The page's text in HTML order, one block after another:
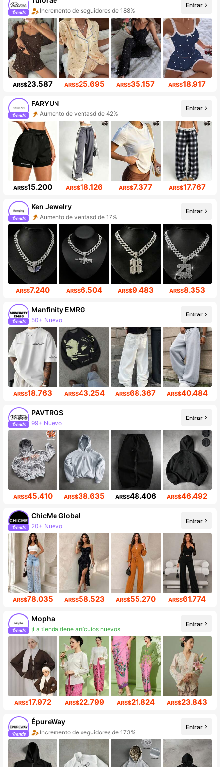
Incremento de seguidores de 188%
Aumento de ventasd de 247%
Entrar
ARS$23.587 ARS$25.695 ARS$35.157 ARS$18.917
FARYUN
Aumento de ventasd de 42%
Incremento de seguidores de 417%
Entrar
ARS$15.200 ARS$18.126 ARS$7.377 ARS$17.767
Ken Jewelry
Aumento de ventasd de 17%
Incremento de seguidores de 29%
Entrar
ARS$7.240 ARS$6.504 ARS$9.483 ARS$8.353
Manfinity EMRG
50+ Nuevo
Entrar
ARS$18.763 ARS$43.254 ARS$68.367 ARS$40.484
PAVTROS
99+ Nuevo
578K seguidores
Entrar
ARS$45.410 ARS$38.635 ARS$48.406 ARS$46.492
ChicMe Global
20+ Nuevo
Incremento de seguidores de 669%
Entrar
ARS$78.035 ARS$58.523 ARS$55.270 ARS$61.774
Mopha
¡La tienda tiene artículos nuevos
9.6K seguidores
Entrar
ARS$17.972 ARS$22.799 ARS$21.824 ARS$23.843
ÉpureWay
Incremento de seguidores de 173%
Aumento de ventasd de 779%
Entrar